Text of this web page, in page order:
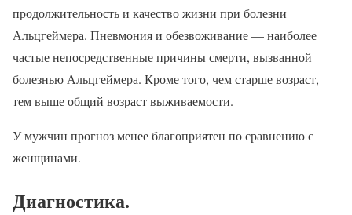
продолжительность и качество жизни при болезни
Альцгеймера. Пневмония и обезвоживание — наиболее
частые непосредственные причины смерти, вызванной
болезнью Альцгеймера. Кроме того, чем старше возраст,
тем выше общий возраст выживаемости.
У мужчин прогноз менее благоприятен по сравнению с
женщинами.
Диагностика.